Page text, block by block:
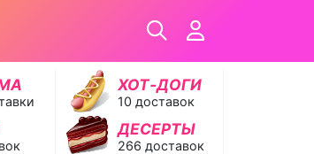
ХОТ‑ДОГИ
10 доставок
ДЕСЕРТЫ
266 доставок